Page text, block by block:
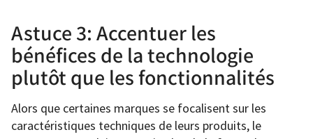
Astuce 3: Accentuer les
bénéfices de la technologie
plutôt que les fonctionnalités
Alors que certaines marques se focalisent sur les
caractéristiques techniques de leurs produits, le